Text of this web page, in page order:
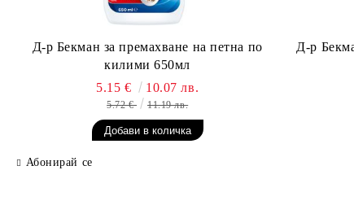
Д-р Бекман за премахване на петна по
килими 650мл
5.15 € 10.07 лв.
5.72 € 11.19 лв.
Д-р
Абонирай се